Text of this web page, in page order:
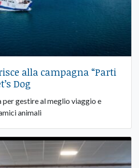
alla campagna “Parti
Dog
per gestire al meglio viaggio e
animali